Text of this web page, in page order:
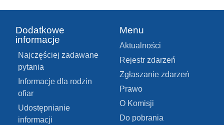
Dodatkowe
informacje
Najczęściej zadawane
pytania
Informacje dla rodzin
ofiar
Udostępnianie
informacji
Menu
Aktualności
Rejestr zdarzeń
Zgłaszanie zdarzeń
Prawo
O Komisji
Do pobrania